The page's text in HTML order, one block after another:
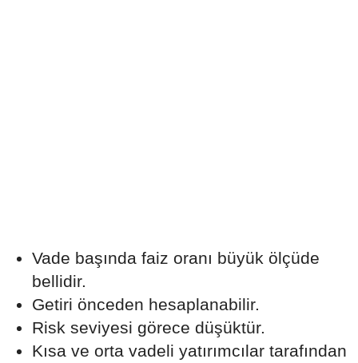
Vade başında faiz oranı büyük ölçüde
bellidir.
Getiri önceden hesaplanabilir.
Risk seviyesi görece düşüktür.
Kısa ve orta vadeli yatırımcılar tarafından